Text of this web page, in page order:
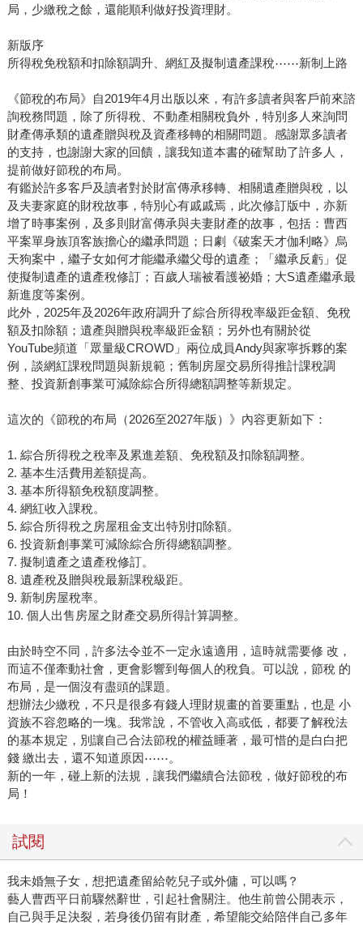
局，少繳稅之餘，還能順利做好投資理財。
新版序
所得稅免稅額和扣除額調升、網紅及擬制遺產課稅⋯⋯新制上路
《節稅的布局》自2019年4月出版以來，有許多讀者與客戶前來諮
詢稅務問題，除了所得稅、不動產相關稅負外，特別多人來詢問
財產傳承類的遺產贈與稅及資產移轉的相關問題。感謝眾多讀者
的支持，也謝謝大家的回饋，讓我知道本書的確幫助了許多人，
提前做好節稅的布局。
有鑑於許多客戶及讀者對於財富傳承移轉、相關遺產贈與稅，以
及夫妻家庭的財稅故事，特別心有戚戚焉，此次修訂版中，亦新
增了時事案例，及多則財富傳承與夫妻財產的故事，包括：曹西
平案單身族頂客族擔心的繼承問題；日劇《破案天才伽利略》烏
天狗案中，繼子女如何才能繼承繼父母的遺產；「繼承反虧」促
使擬制遺產的遺產稅修訂；百歲人瑞被看護祕婚；大S遺產繼承最
新進度等案例。
此外，2025年及2026年政府調升了綜合所得稅率級距金額、免稅
額及扣除額；遺產與贈與稅率級距金額；另外也有關於從
YouTube頻道「眾量級CROWD」兩位成員Andy與家寧拆夥的案
例，談網紅課稅問題與新規範；舊制房屋交易所得推計課稅調
整、投資新創事業可減除綜合所得總額調整等新規定。
這次的《節稅的布局（2026至2027年版）》內容更新如下：
1. 綜合所得稅之稅率及累進差額、免稅額及扣除額調整。
2. 基本生活費用差額提高。
3. 基本所得額免稅額度調整。
4. 網紅收入課稅。
5. 綜合所得稅之房屋租金支出特別扣除額。
6. 投資新創事業可減除綜合所得總額調整。
7. 擬制遺產之遺產稅修訂。
8. 遺產稅及贈與稅最新課稅級距。
9. 新制房屋稅率。
10. 個人出售房屋之財產交易所得計算調整。
由於時空不同，許多法令並不一定永遠適用，這時就需要修 改，
而這不僅牽動社會，更會影響到每個人的稅負。可以說，節稅 的
布局，是一個沒有盡頭的課題。
想辦法少繳稅，不只是很多有錢人理財規畫的首要重點，也是 小
資族不容忽略的一塊。我常說，不管收入高或低，都要了解稅法
的基本規定，別讓自己合法節稅的權益睡著，最可惜的是白白把
錢 繳出去，還不知道原因⋯⋯。
新的一年，碰上新的法規，讓我們繼續合法節稅，做好節稅的布
局！
試閱
我未婚無子女，想把遺產留給乾兒子或外傭，可以嗎？
藝人曹西平日前驟然辭世，引起社會關注。他生前曾公開表示，
自己與手足決裂，若身後仍留有財產，希望能交給陪伴自己多年